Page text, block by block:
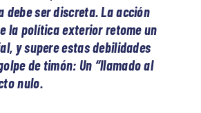
debe ser discreta. La acción
la política exterior retome un
y supere estas debilidades
de timón: Un “llamado al
nulo.